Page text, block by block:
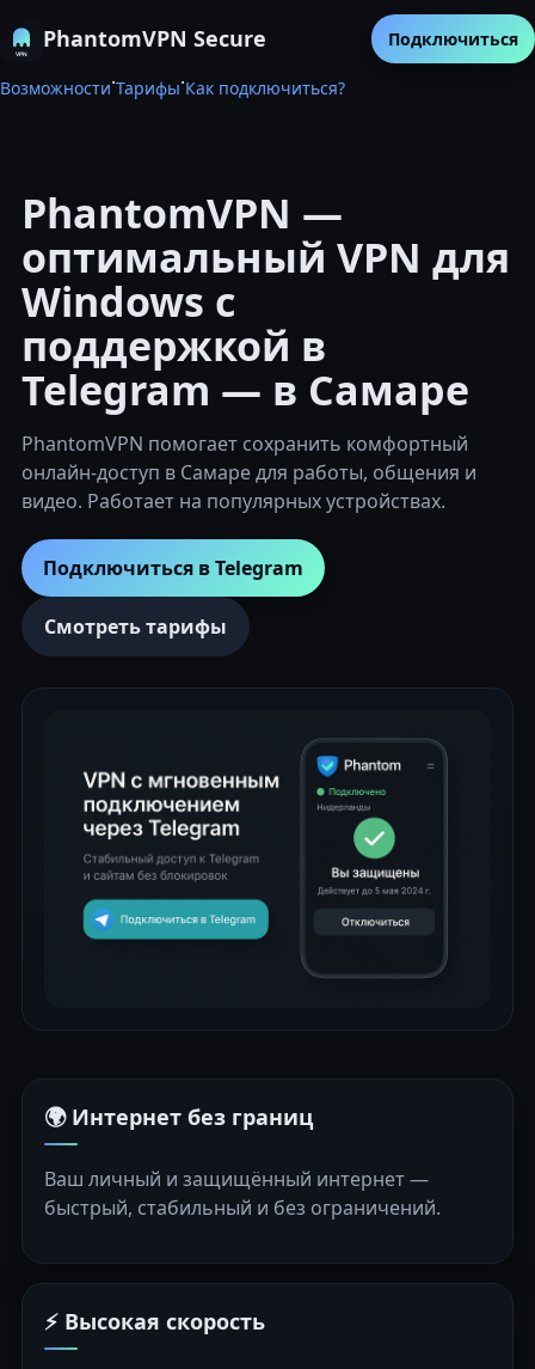
PhantomVPN Secure
Возможности·Тарифы·Как подключиться?
Подключиться
PhantomVPN —
оптимальный VPN для
Windows с
поддержкой в
Telegram — в Самаре
PhantomVPN помогает сохранить комфортный
онлайн-доступ в Самаре для работы, общения и
видео. Работает на популярных устройствах.
Подключиться в Telegram
Смотреть тарифы
🌍 Интернет без границ
Ваш личный и защищённый интернет —
быстрый, стабильный и без ограничений.
⚡ Высокая скорость